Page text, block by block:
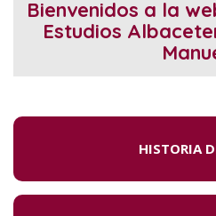
Bienvenidos a la
Estudios
HISTORIA